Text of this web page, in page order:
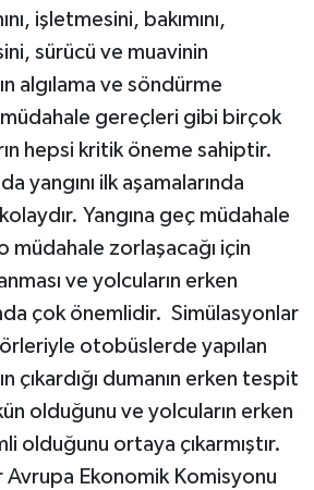
işletmesini, bakımını,
sürücü ve muavinin
algılama ve söndürme
gereçleri gibi birçok
hepsi kritik öneme sahiptir.
yangını ilk aşamalarında
Yangına geç müdahale
zorlaşacağı için
ve yolcuların erken
çok önemlidir. Simülasyonlar
otobüslerde yapılan
çıkardığı dumanın erken tespit
olduğunu ve yolcuların erken
olduğunu ortaya çıkarmıştır.
Avrupa Ekonomik Komisyonu